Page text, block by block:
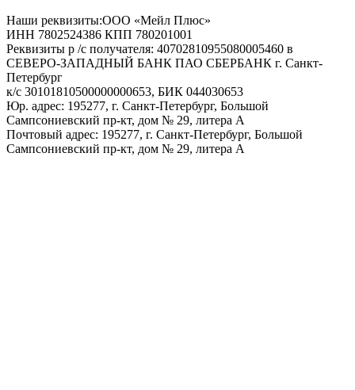
Наши реквизиты:ООО «Мейл Плюс»
ИНН 7802524386 КПП 780201001
Реквизиты р /с получателя: 40702810955080005460 в
СЕВЕРО-ЗАПАДНЫЙ БАНК ПАО СБЕРБАНК г. Санкт-
Петербург
к/с 30101810500000000653, БИК 044030653
Юр. адрес: 195277, г. Санкт-Петербург, Большой
Сампсониевский пр-кт, дом № 29, литера А
Почтовый адрес: 195277, г. Санкт-Петербург, Большой
Сампсониевский пр-кт, дом № 29, литера А